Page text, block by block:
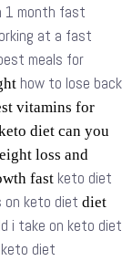
1 month fast
at a fast
meals for
how to lose back
vitamins for
diet can you
loss and
fast keto diet
on keto diet diet
i take on keto diet
diet